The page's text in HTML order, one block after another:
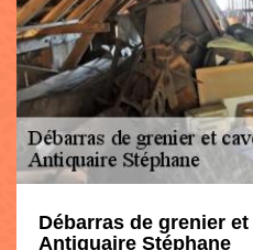
Débarras de grenier
Antiquaire Stéphane